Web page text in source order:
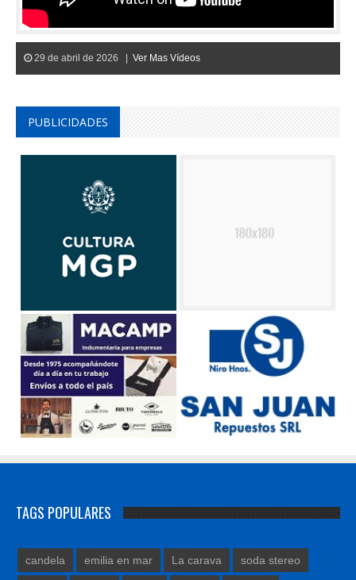
29 de abril de 2026 | Ver Mas Vídeos
PUBLICIDADES
TAGS POPULARES
candela emilia en mar La carava soda stereo